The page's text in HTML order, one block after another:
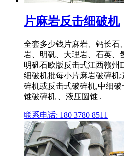
片麻岩反击细破机
全套多少钱片麻岩、钙长石
岩、明矾、大理岩、石英、
明矾石欧版反击式江西赣州
细破机批每小片麻岩破碎机
碎机或反击式破碎机,中细
锥破碎机 、液压圆锥 .
联系电话: 180 3780 8511